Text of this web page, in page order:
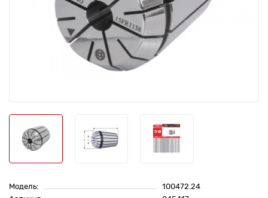
Модель:
100472.24